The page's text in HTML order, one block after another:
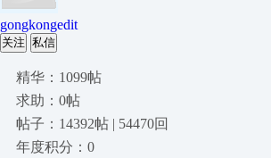
gongkongedit
关注 私信
精华：1099帖
求助：0帖
帖子：14392帖 | 54470回
年度积分：0